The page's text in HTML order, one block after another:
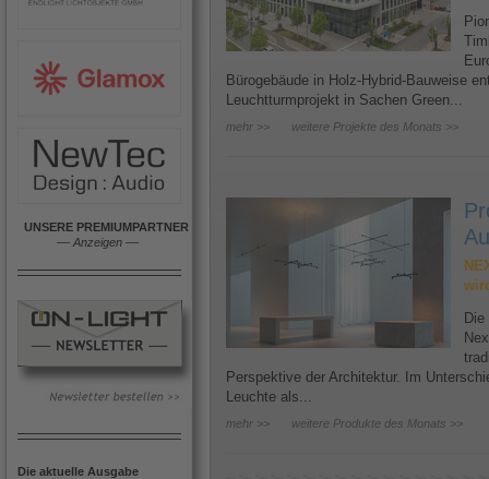
UNSERE PREMIUMPARTNER
–– Anzeigen ––
Die aktuelle Ausgabe
Bürogebäude in Holz-Hybrid-Bauweise
Leuchtturmprojekt in Sachen Green...
mehr >> weitere Projekte des Monats >>
Perspektive der Architektur. Im
Leuchte als...
mehr >> weitere Produkte des Monats >>